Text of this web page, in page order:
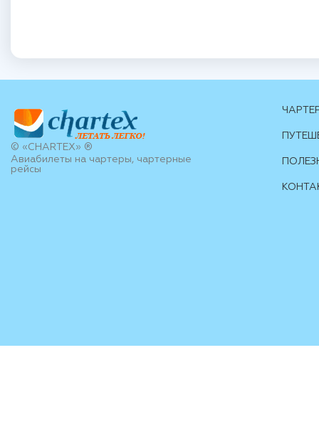
© «CHARTEX» ®
Авиабилеты на чартеры, чартерные
рейсы